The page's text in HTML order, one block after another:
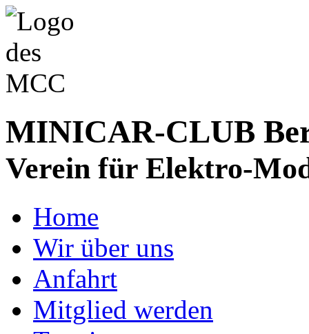
MINICAR-CLUB
Verein für Elektro-
Home
Wir über uns
Anfahrt
Mitglied werden